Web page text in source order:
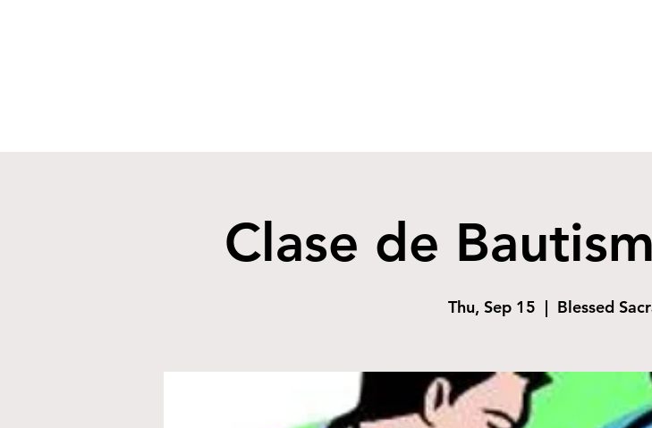
Clase de
Thu, Sep 15
  |
Blessed